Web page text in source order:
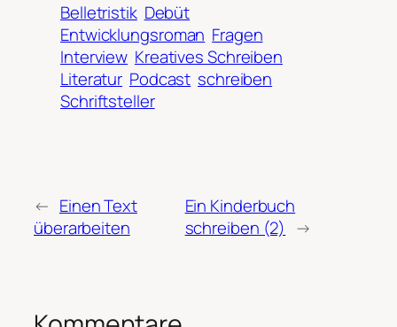
Belletristik Debüt
Entwicklungsroman Fragen
Interview Kreatives Schreiben
Literatur Podcast schreiben
Schriftsteller
← Einen Text
überarbeiten
Ein Kinderbuch
schreiben (2) →